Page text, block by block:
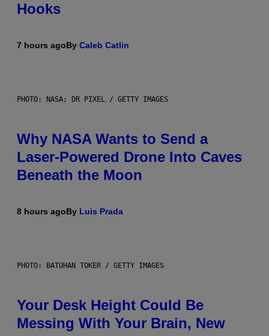
Hooks
7 hours agoBy Caleb Catlin
PHOTO: NASA; DR PIXEL / GETTY IMAGES
Why NASA Wants to Send a
Laser-Powered Drone Into Caves
Beneath the Moon
8 hours agoBy Luis Prada
PHOTO: BATUHAN TOKER / GETTY IMAGES
Your Desk Height Could Be
Messing With Your Brain, New